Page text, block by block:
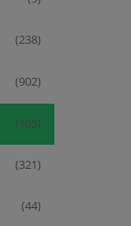
(238)
(902)
(105)
(321)
(44)